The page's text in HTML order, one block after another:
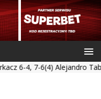
4, 7-6(4) Alejandro Tabilo